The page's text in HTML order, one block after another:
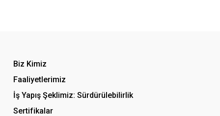
Biz Kimiz
Faaliyetlerimiz
İş Yapış Şeklimiz: Sürdürülebilirlik
Sertifikalar